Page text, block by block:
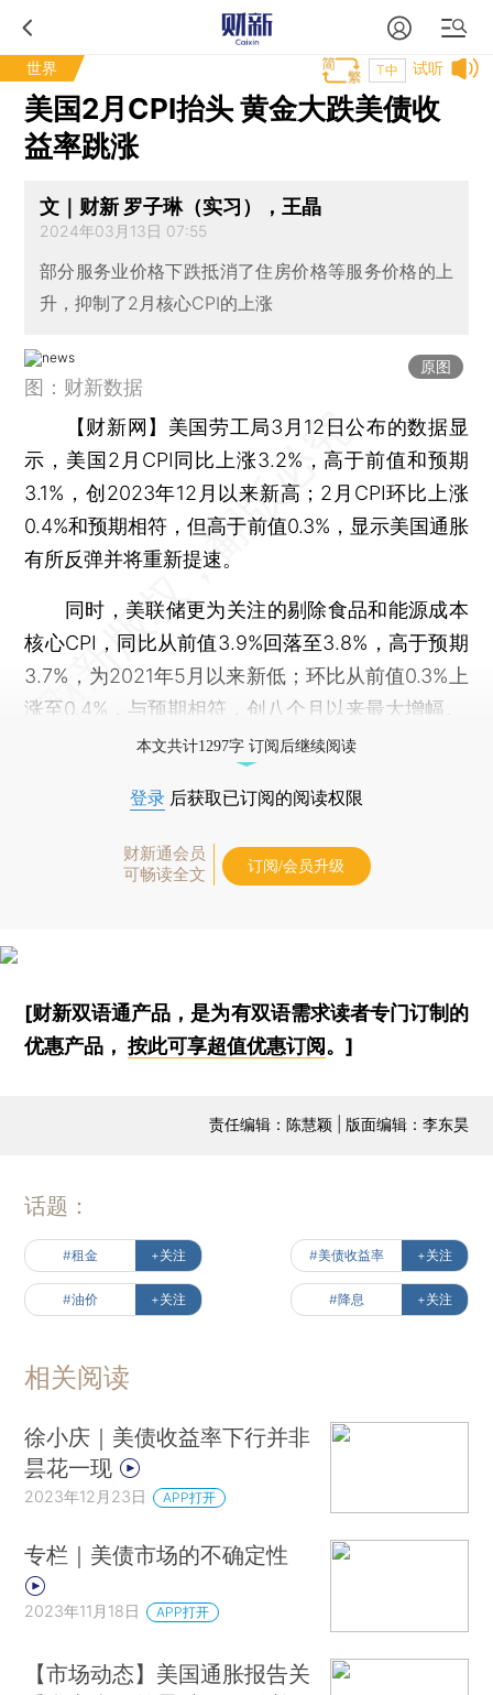
世界 试听
T中
美国2月CPI抬头 黄金大跌美债收
益率跳涨
文｜财新 罗子琳（实习），王晶
2024年03月13日 07:55
部分服务业价格下跌抵消了住房价格等服务价格的上
升，抑制了2月核心CPI的上涨
原图
图：财新数据
【财新网】 美国劳工局3月12日公布的数据显
示，美国2月CPI同比上涨3.2%，高于前值和预期
3.1%，创2023年12月以来新高；2月CPI环比上涨
0.4%和预期相符，但高于前值0.3%，显示美国通胀
有所反弹并将重新提速。
同时，美联储更为关注的剔除食品和能源成本
核心CPI，同比从前值3.9%回落至3.8%，高于预期
3.7%，为2021年5月以来新低；环比从前值0.3%上
涨至0.4%，与预期相符，创八个月以来最大增幅。
本文共计1297字 订阅后继续阅读
登录 后获取已订阅的阅读权限
财新通会员
可畅读全文
订阅/会员升级
[财新双语通产品，是为有双语需求读者专门订制的
优惠产品，按此可享超值优惠订阅 。]
责任编辑：陈慧颖 | 版面编辑：李东昊
话题：
#租金 +关注 #美债收益率 +关注
#油价 +关注 #降息 +关注
相关阅读
徐小庆｜美债收益率下行并非
昙花一现
2023年12月23日 APP打开
专栏｜美债市场的不确定性
2023年11月18日 APP打开
【市场动态】美国通胀报告关